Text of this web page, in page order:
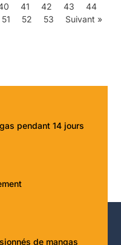
41 42 43
44
51 52 53 Suivant »
pendant 14 jours
de mangas